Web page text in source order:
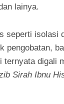
lainya.
isolasi
pengobatan,
digali
Sirah Ibnu